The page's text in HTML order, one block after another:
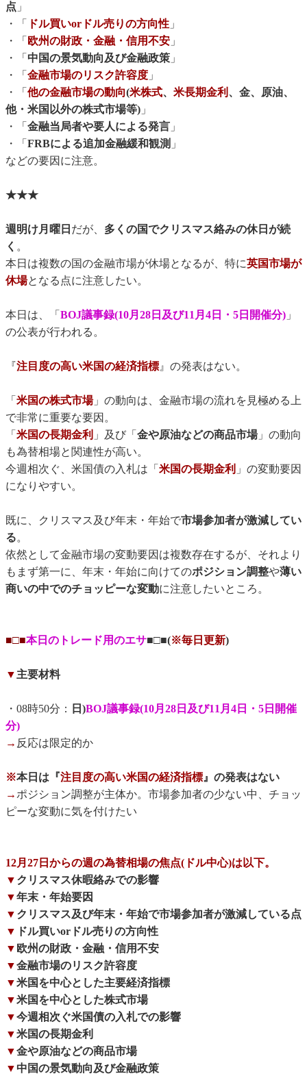
点 」
・「
ドル買いorドル売りの方向性 」
・「 欧州の財政・金融・信用不安 」
・「 中国の景気動向及び金融政策 」
・「 金融市場のリスク許容度 」
・「 他の金融市場の動向(米株式、 米長期金利 、金、原油、
他・米国以外の株式市場等) 」
・「 金融当局者や要人による発言 」
・「 FRBによる追加金融緩和観測 」
などの要因に注意。
★★★
週明け月曜日 だが、 多くの国でクリスマス絡みの休日が続
く 。
本日は複数の国の金融市場が休場となるが、特に英国市場が
休場となる点に注意したい。
本日は、「 BOJ議事録(10月28日及び11月4日・5日開催分) 」
の公表が行われる。
『注目度の高い米国の経済指標』の発表はない。
「 米国の株式市場」の動向は、金融市場の流れを見極める上
で非常に重要な要因。
「 米国の長期金利 」及び「 金や原油などの商品市場」の動向
も為替相場と関連性が高い。
今週相次ぐ、米国債の入札は「 米国の長期金利 」の変動要因
になりやすい。
既に、クリスマス及び年末・年始で市場参加者が激減してい
る。
依然として金融市場の変動要因は複数存在するが、それより
もまず第一に、年末・年始に向けてのポジション調整や薄い
商いの中でのチョッピーな変動に注意したいところ。
■□■本日のトレード用のエサ■□■(※毎日更新)
▼主要材料
・08時50分： 日)BOJ議事録(10月28日及び11月4日・5日開催
分)
→ 反応は限定的か
※本日は『注目度の高い米国の経済指標』の発表はない
→ポジション調整が主体か。市場参加者の少ない中、チョッ
ピーな変動に気を付けたい
12月27日からの週の為替相場の焦点(ドル中心)は以下。
▼ クリスマス休暇絡みでの影響
▼年末・年始要因
▼ クリスマス及び年末・年始で市場参加者が激減している点
▼ ドル買いorドル売りの方向性
▼ 欧州の財政・金融・信用不安
▼金融市場のリスク許容度
▼米国を中心とした主要経済指標
▼米国を中心とした株式市場
▼今週相次ぐ米国債の入札での影響
▼米国の長期金利
▼金や原油などの商品市場
▼ 中国の景気動向及び金融政策